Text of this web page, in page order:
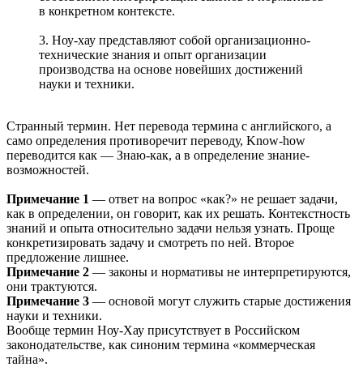
в конкретном контексте.
3. Ноу-хау представляют собой организационно-
технические знания и опыт организации
производства на основе новейших достижений
науки и техники.
Странный термин. Нет перевода термина с английского, а
само определения противоречит переводу, Know-how
переводится как — Знаю-как, а в определение знание-
возможностей.
Примечание 1 — ответ на вопрос «как?» не решает задачи,
как в определении, он говорит, как их решать. Контекстность
знаний и опыта относительно задачи нельзя узнать. Проще
конкретизировать задачу и смотреть по ней. Второе
предложение лишнее.
Примечание 2 — законы и нормативы не интерпретируются,
они трактуются.
Примечание 3 — основой могут служить старые достижения
науки и техники.
Вообще термин Ноу-Хау присутствует в Российском
законодательстве, как синоним термина «коммерческая
тайна».